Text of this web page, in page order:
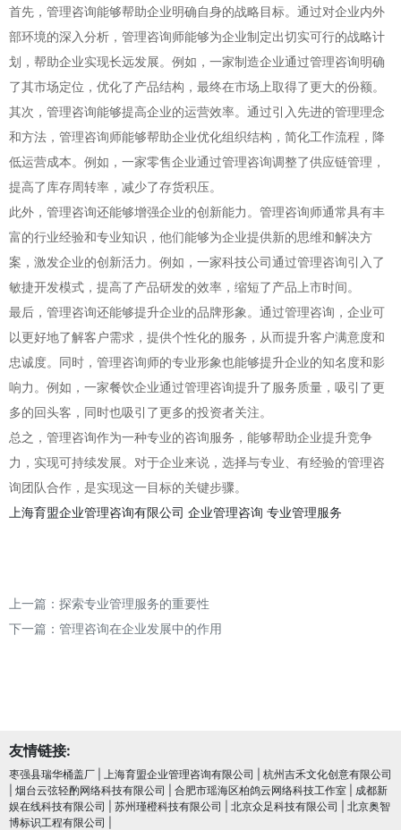
首先，管理咨询能够帮助企业明确自身的战略目标。通过对企业内外
部环境的深入分析，管理咨询师能够为企业制定出切实可行的战略计
划，帮助企业实现长远发展。例如，一家制造企业通过管理咨询明确
了其市场定位，优化了产品结构，最终在市场上取得了更大的份额。
其次，管理咨询能够提高企业的运营效率。通过引入先进的管理理念
和方法，管理咨询师能够帮助企业优化组织结构，简化工作流程，降
低运营成本。例如，一家零售企业通过管理咨询调整了供应链管理，
提高了库存周转率，减少了存货积压。
此外，管理咨询还能够增强企业的创新能力。管理咨询师通常具有丰
富的行业经验和专业知识，他们能够为企业提供新的思维和解决方
案，激发企业的创新活力。例如，一家科技公司通过管理咨询引入了
敏捷开发模式，提高了产品研发的效率，缩短了产品上市时间。
最后，管理咨询还能够提升企业的品牌形象。通过管理咨询，企业可
以更好地了解客户需求，提供个性化的服务，从而提升客户满意度和
忠诚度。同时，管理咨询师的专业形象也能够提升企业的知名度和影
响力。例如，一家餐饮企业通过管理咨询提升了服务质量，吸引了更
多的回头客，同时也吸引了更多的投资者关注。
总之，管理咨询作为一种专业的咨询服务，能够帮助企业提升竞争
力，实现可持续发展。对于企业来说，选择与专业、有经验的管理咨
询团队合作，是实现这一目标的关键步骤。
上海育盟企业管理咨询有限公司 企业管理咨询 专业管理服务
上一篇： 探索专业管理服务的重要性
下一篇： 管理咨询在企业发展中的作用
友情链接:
枣强县瑞华桶盖厂 上海育盟企业管理咨询有限公司
杭州吉禾文化创意有限公司
烟台云弦轻酌网络科技有限公司 合肥市瑶海区柏鸽云网络科技工作室
成都新
娱在线科技有限公司
苏州瑾橙科技有限公司 北京众足科技有限公司
北京奥智
博标识工程有限公司